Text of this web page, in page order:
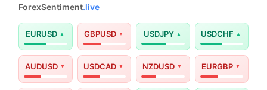
ForexSentiment.live
EURUSD GBPUSD USDJPY USDCHF
AUDUSD USDCAD NZDUSD EURGBP